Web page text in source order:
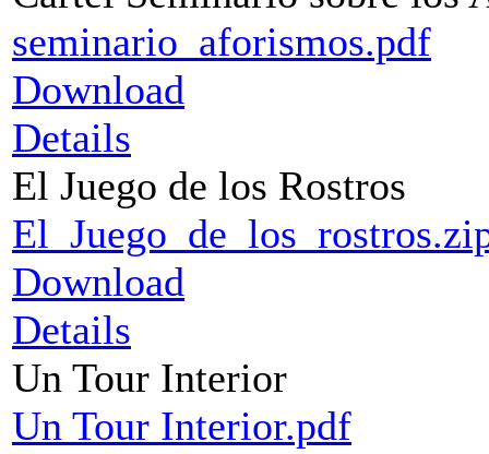
seminario_aforismos.pdf
Download
Details
El Juego de los Rostros
Download
Details
Un Tour Interior
Un Tour Interior.pdf